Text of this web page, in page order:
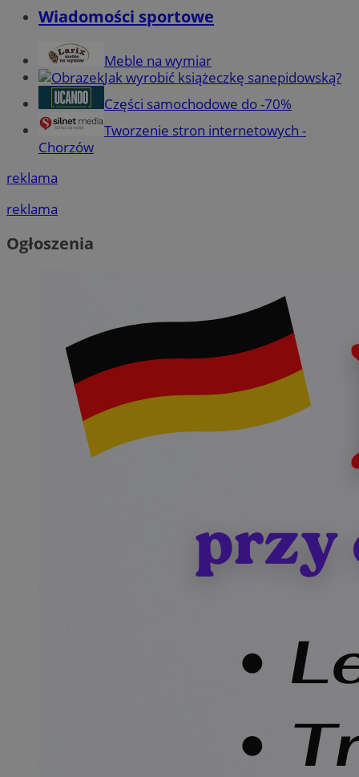
Wiadomości sportowe
Meble na wymiar
Jak wyrobić książeczkę sanepidowską?
Części samochodowe do -70%
Tworzenie stron internetowych -
Chorzów
reklama
reklama
Ogłoszenia